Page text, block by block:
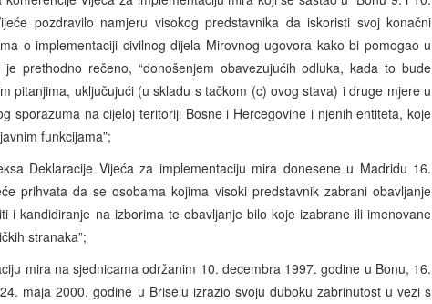
pozdravilo namjeru visokog predstavnika da iskoristi svoj konačni
o implementaciji civilnog dijela Mirovnog ugovora kako bi pomogao u
prethodno rečeno, “donošenjem obavezujućih odluka, kada to bude
pitanjima, uključujući (u skladu s tačkom (c) ovog stava) i druge mjere u
sporazuma na cijeloj teritoriji Bosne i Hercegovine i njenih entiteta, koje
funkcijama”;
Deklaracije Vijeća za implementaciju mira donesene u Madridu 16.
prihvata da se osobama kojima visoki predstavnik zabrani obavljanje
i kandidiranje na izborima te obavljanje bilo koje izabrane ili imenovane
stranaka”;
mira na sjednicama održanim 10. decembra 1997. godine u Bonu, 16.
maja 2000. godine u Briselu izrazio svoju duboku zabrinutost u vezi s